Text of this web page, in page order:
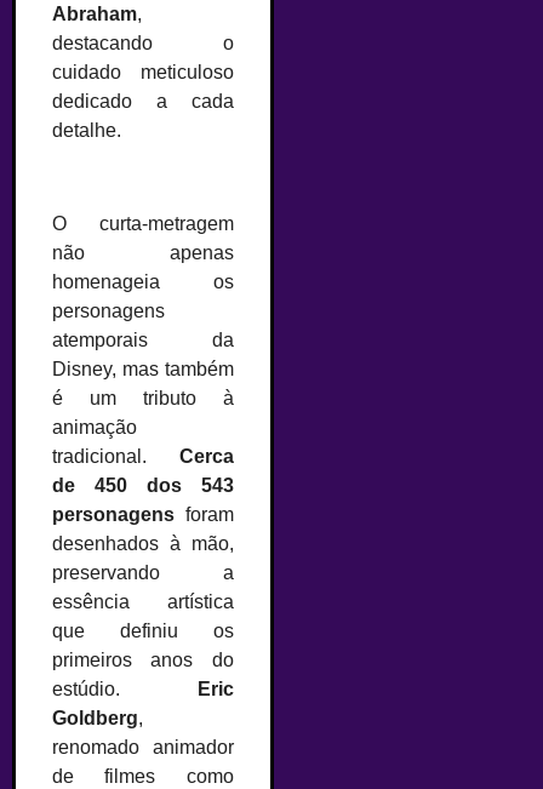
Abraham,
destacando o
cuidado meticuloso
dedicado a cada
detalhe.
O curta-metragem
não apenas
homenageia os
personagens
atemporais da
Disney, mas também
é um tributo à
animação
tradicional. Cerca
de 450 dos 543
personagens foram
desenhados à mão,
preservando a
essência artística
que definiu os
primeiros anos do
estúdio.
Eric
Goldberg,
renomado animador
de filmes como